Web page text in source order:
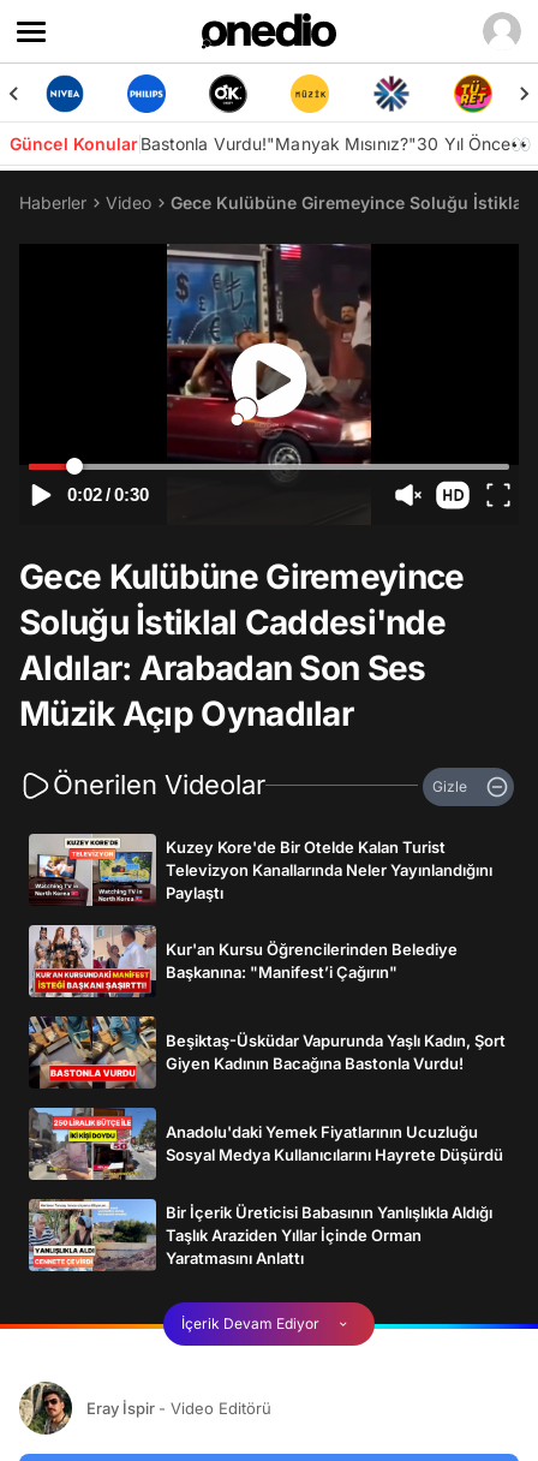
Güncel KonularBastonla Vurdu!"Manyak Mısınız?"30 Yıl Önce👀
Haberler Video Gece Kulübüne Giremeyince Soluğu İstiklal
0:02/0:30
Gece Kulübüne Giremeyince
Soluğu İstiklal Caddesi'nde
Aldılar: Arabadan Son Ses
Müzik Açıp Oynadılar
Önerilen Videolar Gizle
Kuzey Kore'de Bir Otelde Kalan Turist
Televizyon Kanallarında Neler Yayınlandığını
Paylaştı
Kur'an Kursu Öğrencilerinden Belediye
Başkanına: "Manifest’i Çağırın"
Beşiktaş-Üsküdar Vapurunda Yaşlı Kadın, Şort
Giyen Kadının Bacağına Bastonla Vurdu!
Anadolu'daki Yemek Fiyatlarının Ucuzluğu
Sosyal Medya Kullanıcılarını Hayrete Düşürdü
Bir İçerik Üreticisi Babasının Yanlışlıkla Aldığı
Taşlık Araziden Yıllar İçinde Orman
Yaratmasını Anlattı
İçerik Devam Ediyor
Eray İspir - Video Editörü